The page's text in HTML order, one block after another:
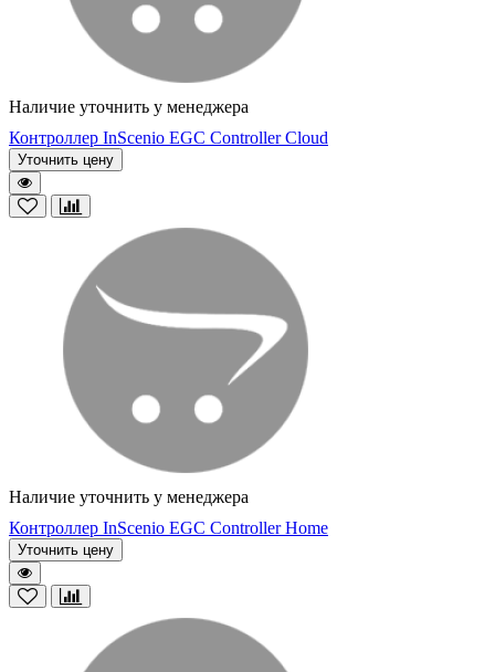
Наличие уточнить у менеджера
Контроллер InScenio EGC Controller Cloud
Уточнить цену
Наличие уточнить у менеджера
Контроллер InScenio EGC Controller Home
Уточнить цену